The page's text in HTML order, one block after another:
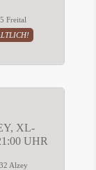
Freital
XL-
UHR
Alzey